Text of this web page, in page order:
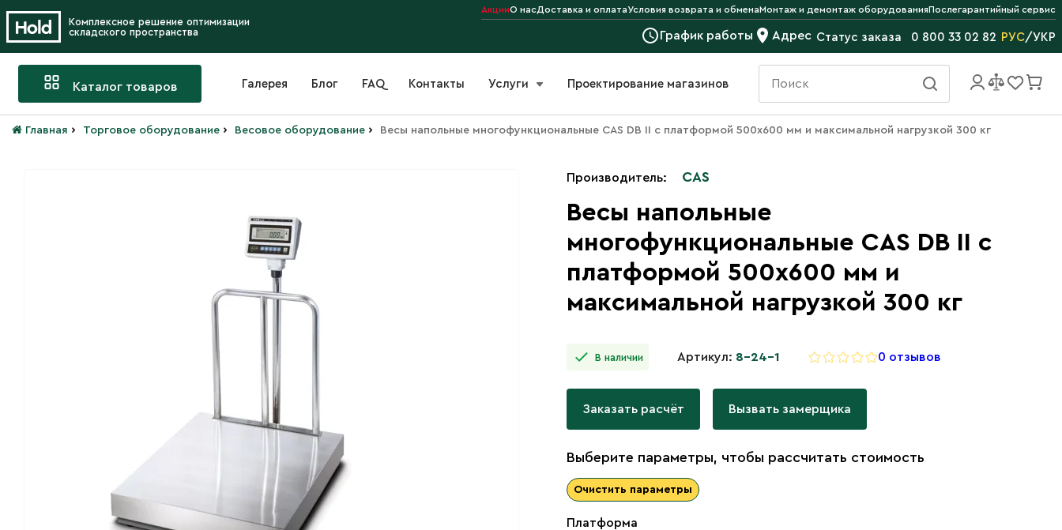
Комплексное решение оптимизации
складского пространства
АкцииО насДоставка и оплатаУсловия возврата и обменаМонтаж и демонтаж оборудованияПослегарантийный сервис
График работы Адрес Статус заказа 0 800 33 02 82 РУС/УКР
Каталог товаров Галерея Блог FAQ Контакты Услуги Проектирование магазинов
Главная › Торговое оборудование › Весовое оборудование › Весы напольные многофункциональные CAS DB II с платформой 500х600 мм и максимальной нагрузкой 300 кг
Производитель: CAS
Весы напольные
многофункциональные CAS DB II с
платформой 500х600 мм и
максимальной нагрузкой 300 кг
В наличии Артикул: 8-24-1 0 отзывов
Заказать расчёт Вызвать замерщика
Выберите параметры, чтобы рассчитать стоимость
Очистить параметры
Платформа